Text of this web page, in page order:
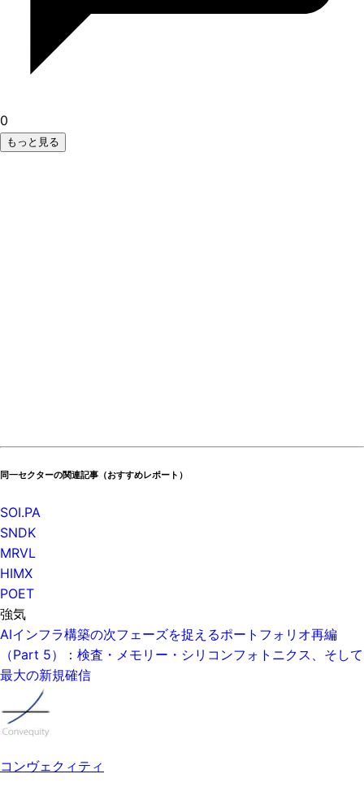
0
もっと見る
同一セクターの関連記事（おすすめレポート）
SOI.PA
SNDK
MRVL
HIMX
POET
強気
AIインフラ構築の次フェーズを捉えるポートフォリオ再編
（Part 5）：検査・メモリー・シリコンフォトニクス、そして
最大の新規確信
コンヴェクィティ